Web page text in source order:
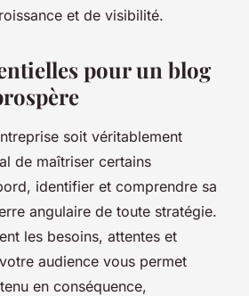
et de visibilité.
pour un blog
soit véritablement
de maîtriser certains
identifier et comprendre sa
angulaire de toute stratégie.
les besoins, attentes et
audience vous permet
en conséquence,